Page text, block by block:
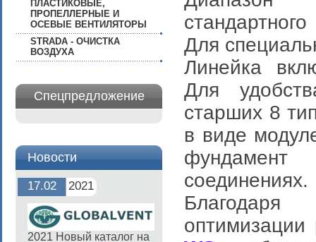
Для
Линейка
Для
старших 8
в виде
соединениях.
оптимизации
ПЛАСТИКОВЫЕ,
ПРОПЕЛЛЕРНЫЕ И
ОСЕВЫЕ ВЕНТИЛЯТОРЫ
STRADA - ОЧИСТКА
ВОЗДУХА
Спецпредложение
Новости
17.02 2021
2021 Новый каталог на